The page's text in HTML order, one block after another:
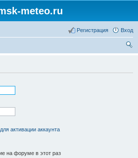
meteo.ru
Вход
Регистрация
активации аккаунта
на форуме в этот раз